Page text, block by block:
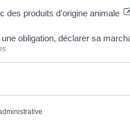
des produits d'origine animale
obligation, déclarer sa